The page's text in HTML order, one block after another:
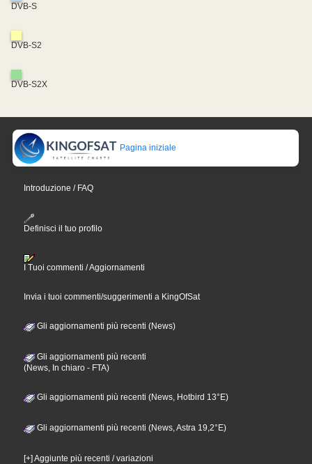
DVB-S
DVB-S2
DVB-S2X
Pagina iniziale
Introduzione / FAQ
Definisci il tuo profilo
I Tuoi commenti / Aggiornamenti
Invia i tuoi commenti/suggerimenti a KingOfSat
Gli aggiornamenti più recenti (News)
Gli aggiornamenti più recenti
(News, In chiaro - FTA)
Gli aggiornamenti più recenti (News, Hotbird 13°E)
Gli aggiornamenti più recenti (News, Astra 19,2°E)
[+] Aggiunte più recenti / variazioni